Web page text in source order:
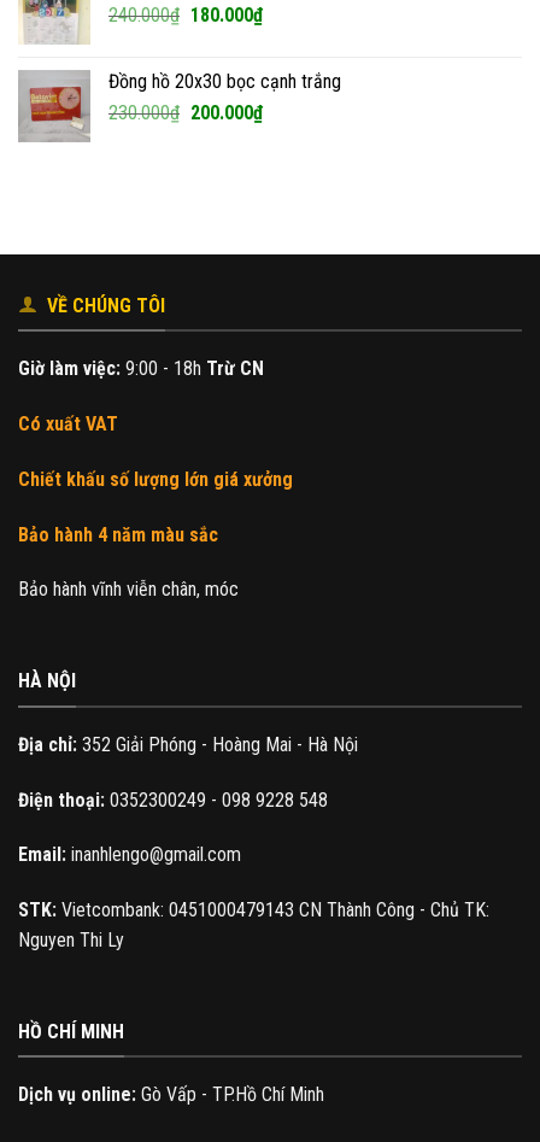
240.000₫ Giá
240.000₫.
180.000₫Giá
là:
180.000₫.
Đồng hồ 20x30 bọc cạnh trắng
230.000₫ Giá
200.000₫Giá
VỀ CHÚNG TÔI
Giờ làm việc: 9:00 - 18h Trừ CN
Có xuất VAT
Chiết khấu số lượng lớn giá xưởng
Bảo hành 4 năm màu sắc
Bảo hành vĩnh viễn chân, móc
HÀ NỘI
Địa chỉ: 352 Giải Phóng - Hoàng Mai - Hà Nội
Điện thoại: 0352300249 - 098 9228 548
Email: inanhlengo@gmail.com
STK: Vietcombank: 0451000479143 CN Thành Công - Chủ TK:
Nguyen Thi Ly
HỒ CHÍ MINH
Dịch vụ online: Gò Vấp - TP.Hồ Chí Minh